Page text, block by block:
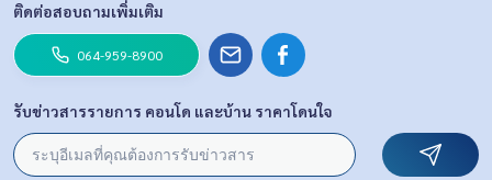
ติดต่อสอบถามเพิ่มเติม
064-959-8900
รับข่าวสารรายการ คอนโด และบ้าน ราคาโดนใจ